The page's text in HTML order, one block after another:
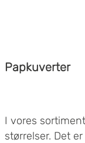
Papkuverter
I vores
størrelser. Det